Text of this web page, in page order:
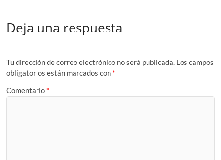
Deja una respuesta
Tu dirección de correo electrónico no será publicada. Los campos
obligatorios están marcados con *
Comentario *